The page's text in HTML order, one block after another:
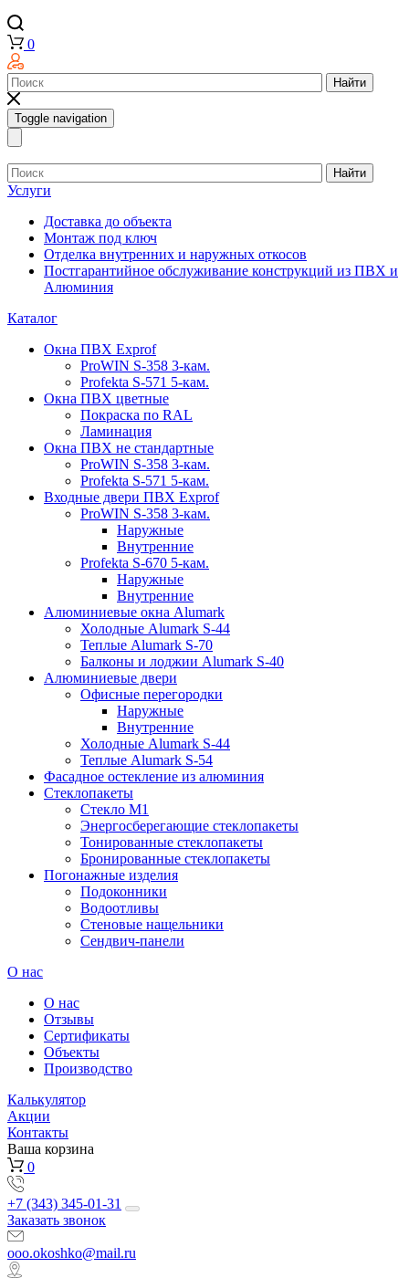
0
Найти
Toggle navigation
Найти
Услуги
Доставка до объекта
Монтаж под ключ
Отделка внутренних и наружных откосов
Постгарантийное обслуживание конструкций из ПВХ и
Алюминия
Каталог
Окна ПВХ Exprof
ProWIN S-358 3-кам.
Profekta S-571 5-кам.
Окна ПВХ цветные
Покраска по RAL
Ламинация
Окна ПВХ не стандартные
ProWIN S-358 3-кам.
Profekta S-571 5-кам.
Входные двери ПВХ Exprof
ProWIN S-358 3-кам.
Наружные
Внутренние
Profekta S-670 5-кам.
Наружные
Внутренние
Алюминиевые окна Alumark
Холодные Alumark S-44
Теплые Alumark S-70
Балконы и лоджии Alumark S-40
Алюминиевые двери
Офисные перегородки
Наружные
Внутренние
Холодные Alumark S-44
Теплые Alumark S-54
Фасадное остекление из алюминия
Стеклопакеты
Стекло М1
Энергосберегающие стеклопакеты
Тонированные стеклопакеты
Бронированные стеклопакеты
Погонажные изделия
Подоконники
Водоотливы
Стеновые нащельники
Сендвич-панели
О нас
О нас
Отзывы
Сертификаты
Объекты
Производство
Калькулятор
Акции
Контакты
Ваша корзина
0
+7 (343) 345-01-31
Заказать звонок
ooo.okoshko@mail.ru